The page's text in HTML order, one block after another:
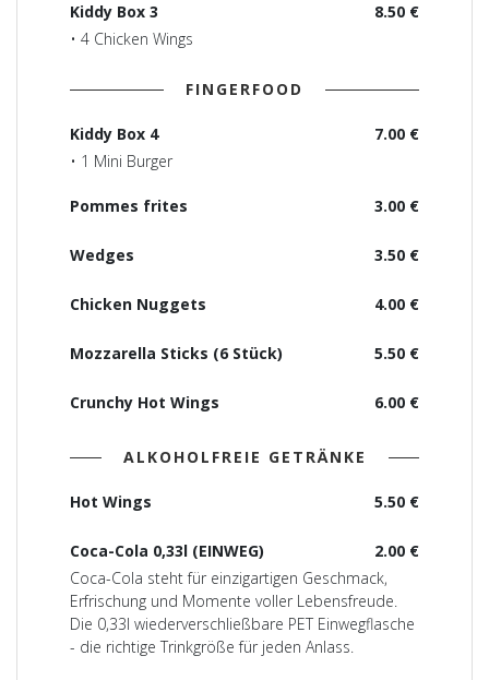
8.50 €
Kiddy Box 3
• 4 Chicken Wings
FINGERFOOD
7.00 €
Kiddy Box 4
• 1 Mini Burger
3.00 €
Pommes frites
3.50 €
Wedges
4.00 €
Chicken Nuggets
5.50 €
Mozzarella Sticks (6 Stück)
6.00 €
Crunchy Hot Wings
ALKOHOLFREIE GETRÄNKE
5.50 €
Hot Wings
2.00 €
Coca-Cola 0,33l (EINWEG)
Coca-Cola steht für einzigartigen Geschmack,
Erfrischung und Momente voller Lebensfreude.
Die 0,33l wiederverschließbare PET Einwegflasche
- die richtige Trinkgröße für jeden Anlass.